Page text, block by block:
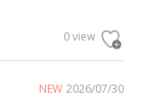
0 view
NEW 2026/07/30